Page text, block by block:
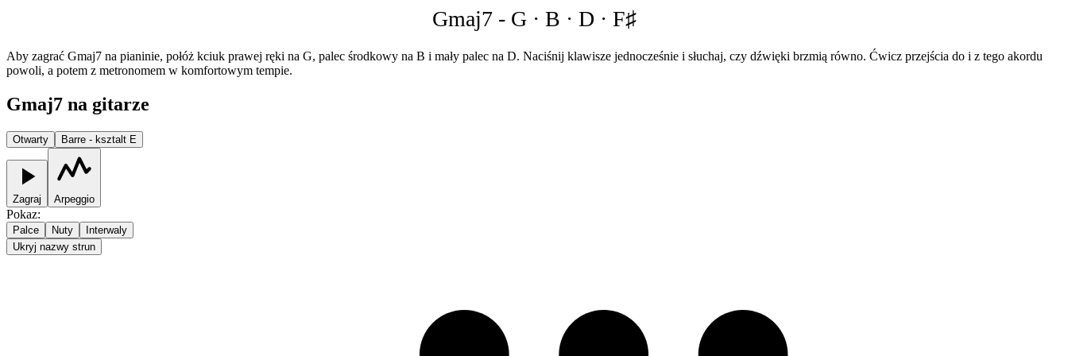
Gmaj7- G · B · D · F♯
Aby zagrać Gmaj7 na pianinie, połóż kciuk prawej ręki na G, palec środkowy na B i mały palec na D. Naciśnij klawisze jednocześnie i słuchaj, czy dźwięki brzmią równo. Ćwicz przejścia do i z tego akordu
powoli, a potem z metronomem w komfortowym tempie.
Gmaj7 na gitarze
Otwarty Barre - ksztalt E
Zagraj Arpeggio
Pokaz:
Palce Nuty
Interwaly
Ukryj nazwy strun